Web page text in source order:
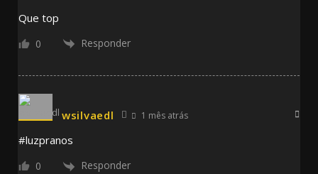
Que top
0 Responder
wsilvaedl 1 mês atrás
#luzpranos
0 Responder